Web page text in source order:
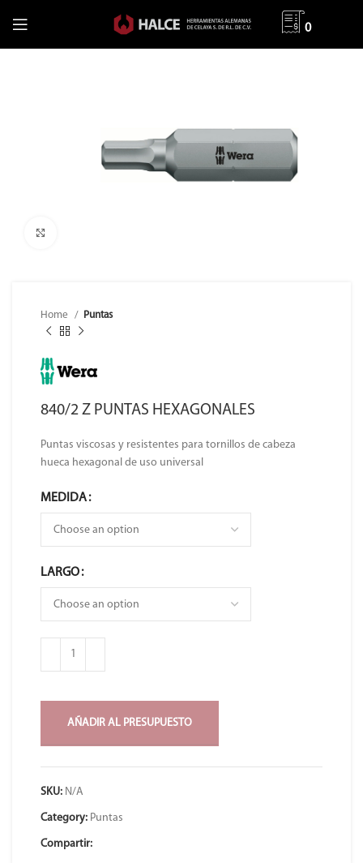
0
Home Puntas
840/2 Z PUNTAS HEXAGONALES
Puntas viscosas y resistentes para tornillos de cabeza
hueca hexagonal de uso universal
MEDIDA
LARGO
AÑADIR AL PRESUPUESTO
SKU: N/A
Category: Puntas
Compartir: